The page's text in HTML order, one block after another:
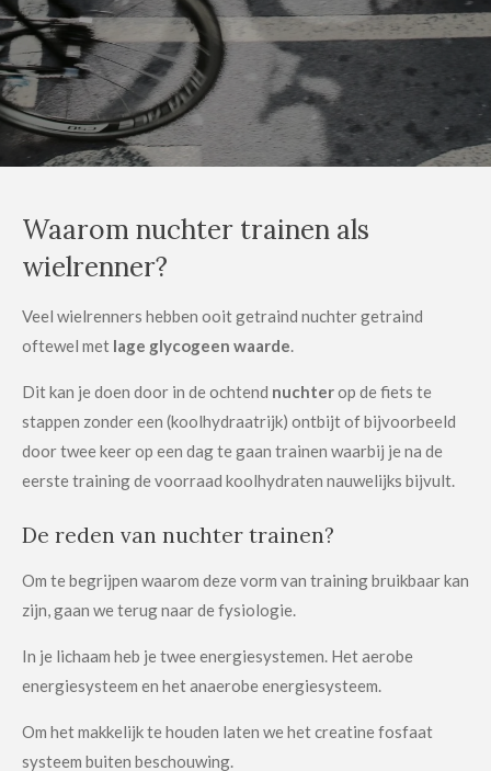
Waarom nuchter trainen als
wielrenner?
Veel wielrenners hebben ooit getraind nuchter getraind
oftewel met lage glycogeen waarde.
Dit kan je doen door in de ochtend nuchterop de fiets te
stappen zonder een (koolhydraatrijk) ontbijt of bijvoorbeeld
door twee keer op een dag te gaan trainen waarbij je na de
eerste training de voorraad koolhydraten nauwelijks bijvult.
De reden van nuchter trainen?
Om te begrijpen waarom deze vorm van training bruikbaar kan
zijn, gaan we terug naar de fysiologie.
In je lichaam heb je twee energiesystemen. Het aerobe
energiesysteem en het anaerobe energiesysteem.
Om het makkelijk te houden laten we het creatine fosfaat
systeem buiten beschouwing.